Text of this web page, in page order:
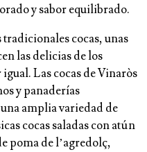
y sabor equilibrado.
cocas, unas
las delicias de los
Las cocas de Vinaròs
y panaderías
amplia variedad de
cocas saladas con atún
poma de l’agredolç,